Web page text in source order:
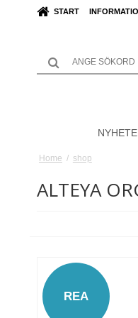
START
Home / shop
ALTEYA
REA